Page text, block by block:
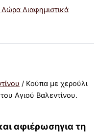
/ Κούπα με χερούλι
Αγιού Βαλεντίνου.
αφιέρωσηγια τη